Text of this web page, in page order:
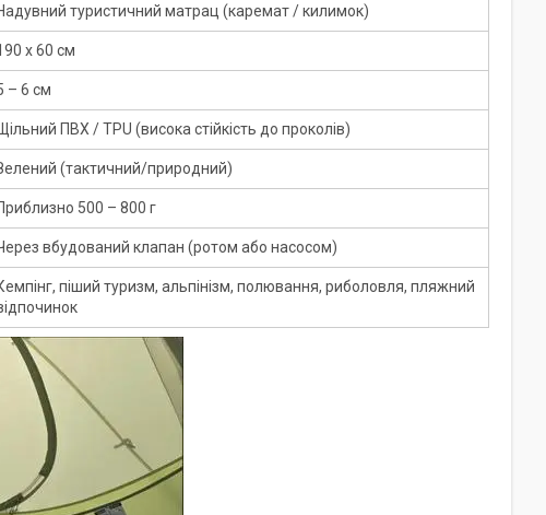
туристичний матрац (каремат / килимок)
х 60 см
– 6 см
Щільний ПВХ / TPU (висока стійкість до проколів)
(тактичний/природний)
500 – 800 г
вбудований клапан (ротом або насосом)
піший туризм, альпінізм, полювання, риболовля, пляжний